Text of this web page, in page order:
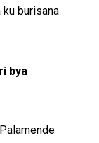
burisana
bya